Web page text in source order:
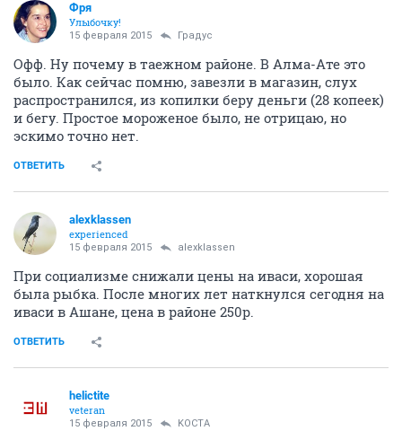
Фря
Улыбочку!
15 февраля 2015 Градус
Офф. Ну почему в таежном районе. В Алма-Ате это
было. Как сейчас помню, завезли в магазин, слух
распространился, из копилки беру деньги (28 копеек)
и бегу. Простое мороженое было, не отрицаю, но
эскимо точно нет.
ОТВЕТИТЬ
alexklassen
experienced
15 февраля 2015 alexklassen
При социализме снижали цены на иваси, хорошая
была рыбка. После многих лет наткнулся сегодня на
иваси в Ашане, цена в районе 250р.
ОТВЕТИТЬ
helictite
veteran
15 февраля 2015 KOCTA